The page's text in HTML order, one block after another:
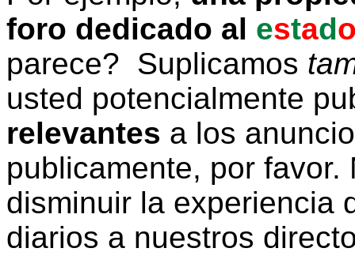
foro dedicado al estad
parece? Suplicamos
usted potencialmente
relevantes a los
publicamente, por
disminuir la experiencia
diarios a nuestros